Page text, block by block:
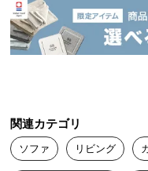
送
料
に
大
型
関連カテゴリ
ソファ リビング